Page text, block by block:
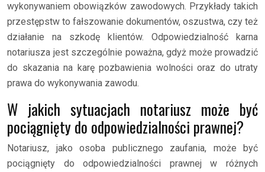
wykonywaniem obowiązków zawodowych. Przykłady takich
przestępstw to fałszowanie dokumentów, oszustwa, czy też
działanie na szkodę klientów. Odpowiedzialność karna
notariusza jest szczególnie poważna, gdyż może prowadzić
do skazania na karę pozbawienia wolności oraz do utraty
prawa do wykonywania zawodu.
W jakich sytuacjach notariusz może być
pociągnięty do odpowiedzialności prawnej?
Notariusz, jako osoba publicznego zaufania, może być
pociągnięty do odpowiedzialności prawnej w różnych